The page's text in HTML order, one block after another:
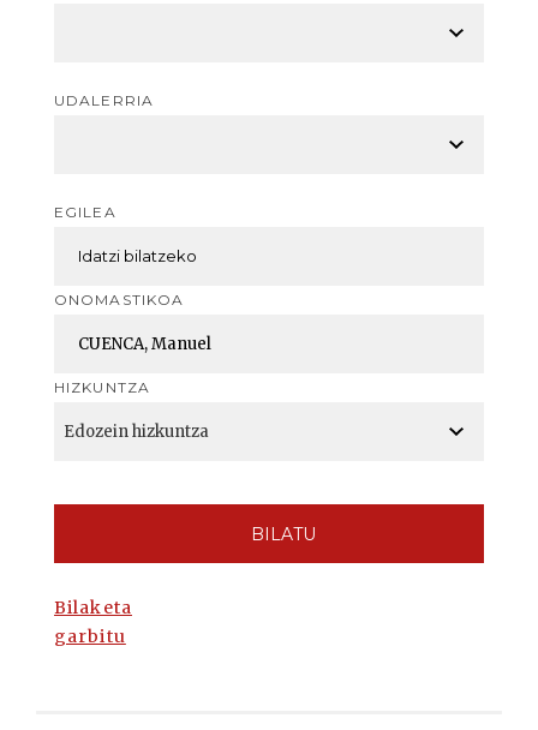
UDALERRIA
EGILEA
ONOMASTIKOA
HIZKUNTZA
BILATU
Bilaketa
garbitu